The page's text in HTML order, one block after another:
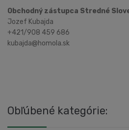
Obchodný zástupca Stredné
Jozef Kubajda
+421/908 459 686
kubajda@homola.sk
Obľúbené kategórie: